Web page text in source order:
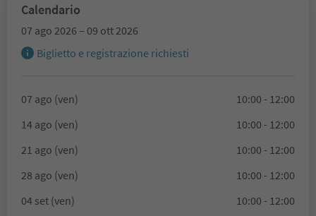
Calendario
07 ago 2026 – 09 ott 2026
Biglietto e registrazione richiesti
07 ago (ven)
10:00 - 12:00
14 ago (ven)
10:00 - 12:00
21 ago (ven)
10:00 - 12:00
28 ago (ven)
10:00 - 12:00
04 set (ven)
10:00 - 12:00